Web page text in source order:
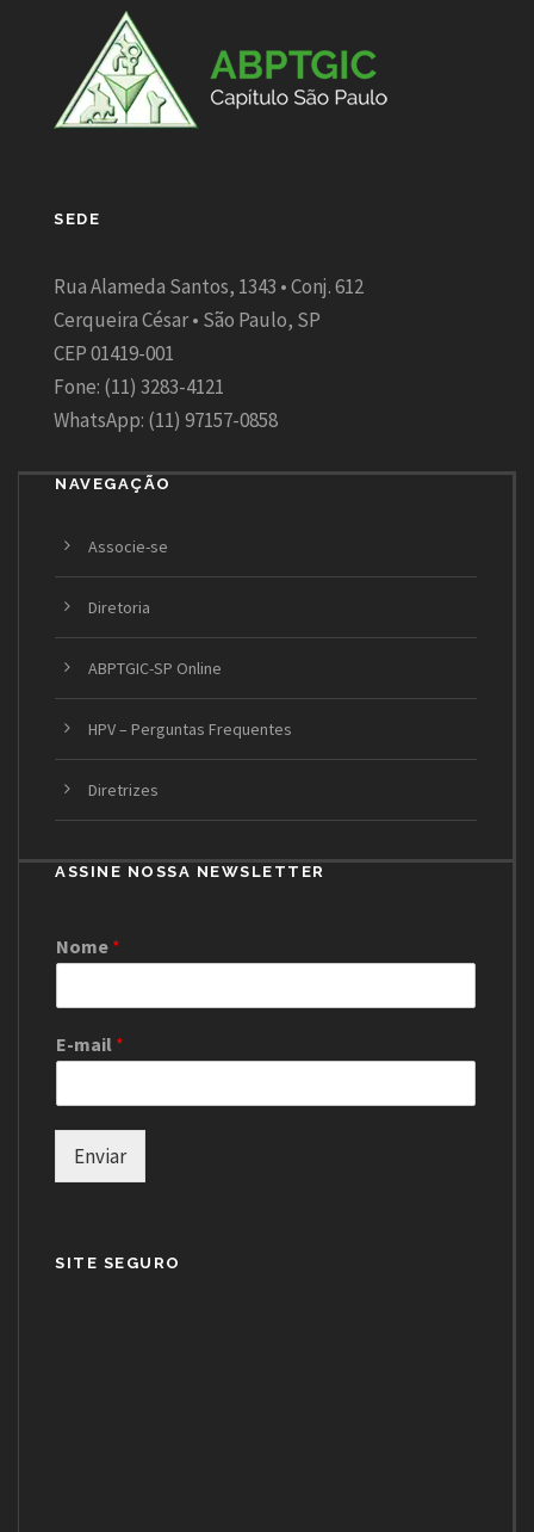
SEDE
Rua Alameda Santos, 1343 • Conj. 612
Cerqueira César • São Paulo, SP
CEP 01419-001
Fone: (11) 3283-4121
WhatsApp: (11) 97157-0858
NAVEGAÇÃO
Associe-se
Diretoria
ABPTGIC-SP Online
HPV – Perguntas Frequentes
Diretrizes
ASSINE NOSSA NEWSLETTER
Nome *
E-mail *
Enviar
SITE SEGURO